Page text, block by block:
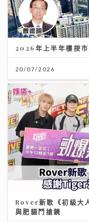
2026年上半年樓按市
20/07/2026
Rover新歌《初級大
與肥貓鬥搶鏡